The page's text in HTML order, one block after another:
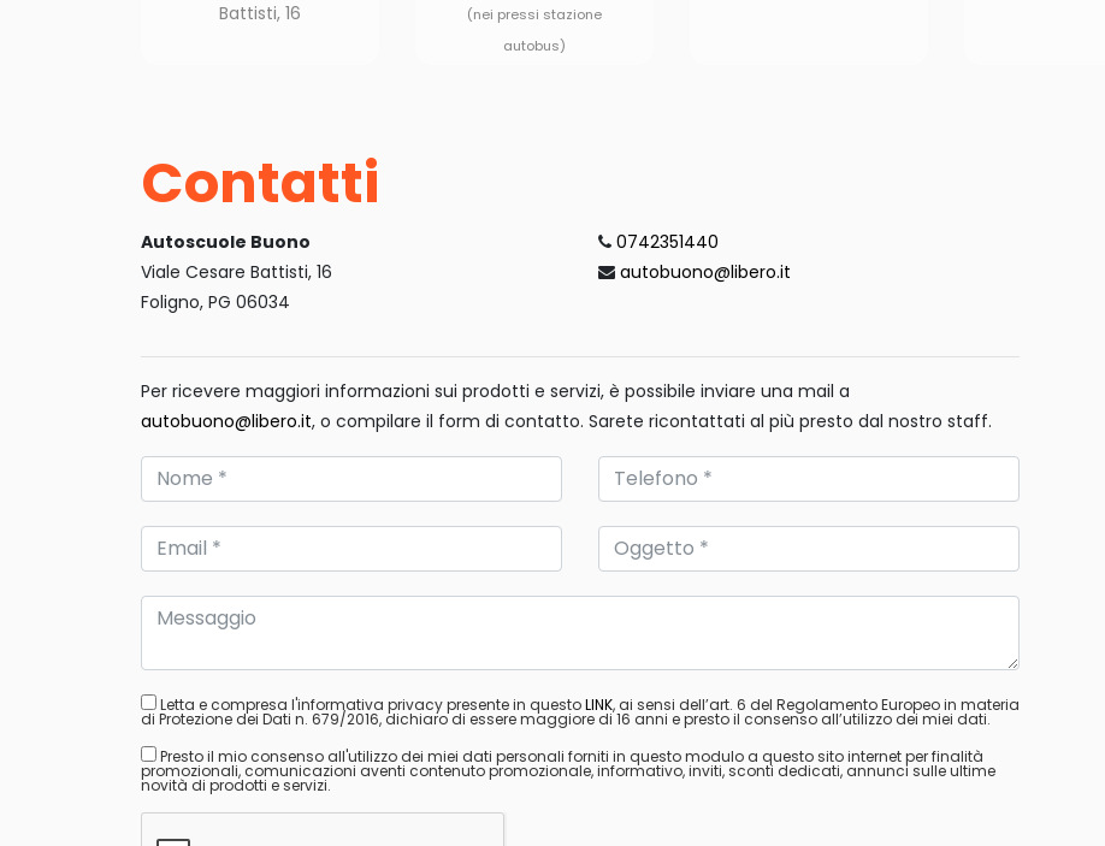
Battisti, 16
(nei pressi stazione
autobus)
Contatti
Autoscuole Buono
Viale Cesare Battisti, 16
Foligno, PG 06034
0742351440
autobuono@libero.it
Per ricevere maggiori informazioni sui prodotti e servizi, è possibile inviare una mail a
autobuono@libero.it, o compilare il form di contatto. Sarete ricontattati al più presto dal nostro staff.
Letta e compresa l'informativa privacy presente in questoLINK, ai sensi dell’art. 6 del Regolamento Europeo in materia
di Protezione dei Dati n. 679/2016, dichiaro di essere maggiore di 16 anni e presto il consenso all’utilizzo dei miei dati.
Presto il mio consenso all'utilizzo dei miei dati personali forniti in questo modulo a questo sito internet per finalità
promozionali, comunicazioni aventi contenuto promozionale, informativo, inviti, sconti dedicati, annunci sulle ultime
novità di prodotti e servizi.